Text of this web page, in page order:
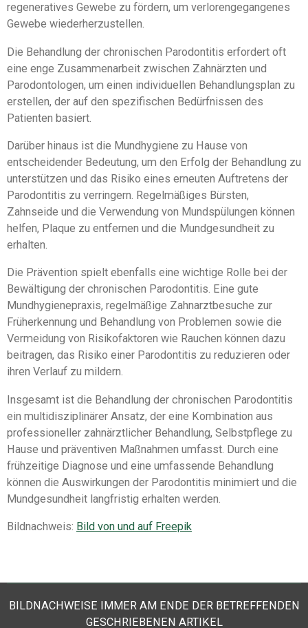
regeneratives Gewebe zu fördern, um verlorengegangenes
Gewebe wiederherzustellen.
Die Behandlung der chronischen Parodontitis erfordert oft
eine enge Zusammenarbeit zwischen Zahnärzten und
Parodontologen, um einen individuellen Behandlungsplan zu
erstellen, der auf den spezifischen Bedürfnissen des
Patienten basiert.
Darüber hinaus ist die Mundhygiene zu Hause von
entscheidender Bedeutung, um den Erfolg der Behandlung zu
unterstützen und das Risiko eines erneuten Auftretens der
Parodontitis zu verringern. Regelmäßiges Bürsten,
Zahnseide und die Verwendung von Mundspülungen können
helfen, Plaque zu entfernen und die Mundgesundheit zu
erhalten.
Die Prävention spielt ebenfalls eine wichtige Rolle bei der
Bewältigung der chronischen Parodontitis. Eine gute
Mundhygienepraxis, regelmäßige Zahnarztbesuche zur
Früherkennung und Behandlung von Problemen sowie die
Vermeidung von Risikofaktoren wie Rauchen können dazu
beitragen, das Risiko einer Parodontitis zu reduzieren oder
ihren Verlauf zu mildern.
Insgesamt ist die Behandlung der chronischen Parodontitis
ein multidisziplinärer Ansatz, der eine Kombination aus
professioneller zahnärztlicher Behandlung, Selbstpflege zu
Hause und präventiven Maßnahmen umfasst. Durch eine
frühzeitige Diagnose und eine umfassende Behandlung
können die Auswirkungen der Parodontitis minimiert und die
Mundgesundheit langfristig erhalten werden.
Bildnachweis: Bild von und auf Freepik
BILDNACHWEISE IMMER AM ENDE DER BETREFFENDEN
GESCHRIEBENEN ARTIKEL